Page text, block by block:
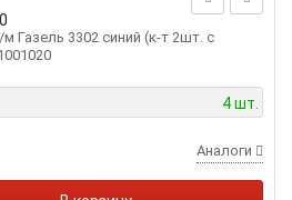
Газель 3302 синий (к-т 2шт. с
4 шт.
Аналоги